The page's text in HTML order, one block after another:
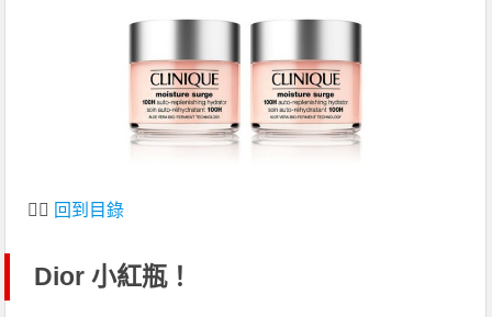
👆🏻 回到目錄
Dior 小紅瓶！